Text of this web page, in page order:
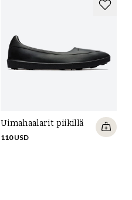
Uimahaalarit piikillä
110 USD